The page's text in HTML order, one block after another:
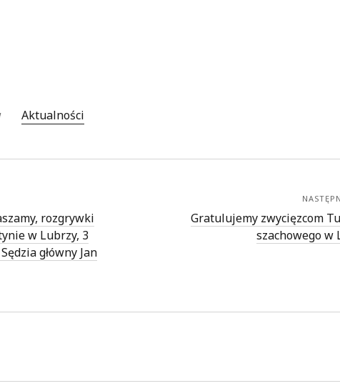
Aktualności
rozgrywki
w Lubrzy, 3
główny Jan
Gratulujemy zwycięzcom
szachowego w